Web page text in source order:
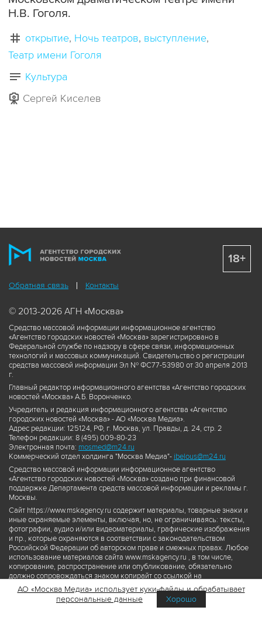
Н.В. Гоголя.
открытие Ночь театров выступление
Театр имени Гоголя
Культура
Сергей Киселев
Обратная связь Контакты
© 2013-2026 АГН «Москва»
Средство массовой информации информационное агентство
«Агентство городских новостей «Москва» зарегистрировано в
Федеральной службе по надзору в сфере связи, информационных
технологий и массовых коммуникаций. Свидетельство о регистрации
средства массовой информации Эл № ФС77-53980 от 30 апреля 2013
г.
Главный редактор информационного агентства «Агентство городских
новостей «Москва» А.Б. Воронченко.
Учредитель и редакция информационного агентства «Агентство
городских новостей «Москва» - АО «Москва Медиа».
Адрес редакции: 125124, РФ, г. Москва, ул. Правды, д. 24, стр. 2
Телефон редакции: 8 (495) 009-80-23
Электронная почта: mosmed@m24.ru
Коммерческий отдел холдинга "Москва Медиа"- ibelous@m24.ru
Средство массовой информации информационное агентство
«Агентство городских новостей «Москва» создано при финансовой
поддержке Департамента средств массовой информации и рекламы г.
Москвы.
Сайт https://www.mskagency.ru содержит материалы, товарные знаки и
иные охраняемые элементы, включая, но, не ограничиваясь: тексты,
фотографии, аудио и/или видеоматериалы, графические изображения
и пр., которые охраняются в соответствии с законодательством
Российской Федерации об авторском праве и смежных правах. Любое
использование материалов сайта www.mskagency.ru , в том числе,
копирование, распространение или опубликование, обязательно
должно сопровождаться знаком копирайт со ссылкой на
правообладателя © АО «Москва Медиа», а также гиперссылкой на сайт
www.mskagency.ru как на первоисточник информации. Переработка
материалов сайта www.mskagency.ru не допускается.
18+
АО «Москва Медиа» использует куки-файлы и обрабатывает
персональные данные
Хорошо